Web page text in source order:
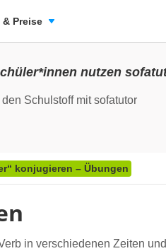
Preise
nutzen
Schulstoff mit sofatutor
konjugieren – Übungen
in verschiedenen Zeiten